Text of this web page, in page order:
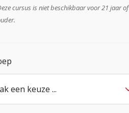
cursus is niet beschikbaar voor 21 jaar of